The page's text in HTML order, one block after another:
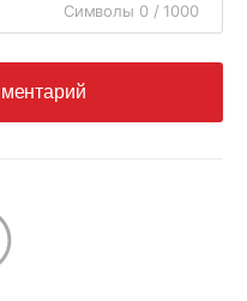
Символы 0 / 1000